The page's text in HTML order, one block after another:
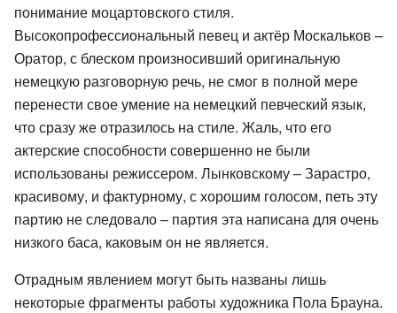
понимание моцартовского стиля.
Высокопрофессиональный певец и актёр Москальков –
Оратор, с блеском произносивший оригинальную
немецкую разговорную речь, не смог в полной мере
перенести свое умение на немецкий певческий язык,
что сразу же отразилось на стиле. Жаль, что его
актерские способности совершенно не были
использованы режиссером. Лынковскому – Зарастро,
красивому, и фактурному, с хорошим голосом, петь эту
партию не следовало – партия эта написана для очень
низкого баса, каковым он не является.
Отрадным явлением могут быть названы лишь
некоторые фрагменты работы художника Пола Брауна.